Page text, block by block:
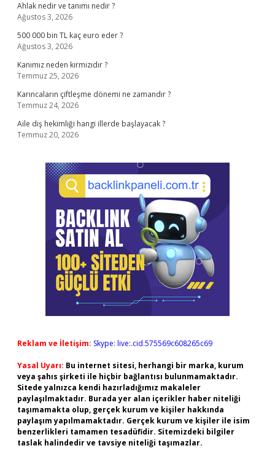
Ahlak nedir ve tanımı nedir ?
Ağustos 3, 2026
500 000 bin TL kaç euro eder ?
Ağustos 3, 2026
Kanımız neden kırmızıdır ?
Temmuz 25, 2026
Karıncaların çiftleşme dönemi ne zamandır ?
Temmuz 24, 2026
Aile diş hekimliği hangi illerde başlayacak ?
Temmuz 20, 2026
Reklam ve İletişim: Skype: live:.cid.575569c608265c69
Yasal Uyarı: Bu internet sitesi, herhangi bir marka, kurum
veya şahıs şirketi ile hiçbir bağlantısı bulunmamaktadır.
Sitede yalnızca kendi hazırladığımız makaleler
paylaşılmaktadır. Burada yer alan içerikler haber niteliği
taşımamakta olup, gerçek kurum ve kişiler hakkında
paylaşım yapılmamaktadır. Gerçek kurum ve kişiler ile isim
benzerlikleri tamamen tesadüfidir. Sitemizdeki bilgiler
taslak halindedir ve tavsiye niteliği taşımazlar.